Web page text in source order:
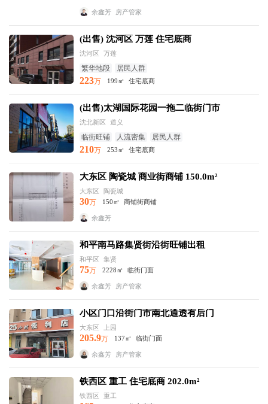
余鑫芳 房产管家
(出售) 沈河区 万莲 住宅底商
沈河区 万莲
繁华地段 居民人群
223万 199㎡ 住宅底商
(出售)太湖国际花园一拖二临街门市
沈北新区 道义
临街旺铺 人流密集 居民人群
210万 253㎡ 住宅底商
大东区 陶瓷城 商业街商铺 150.0m²
大东区 陶瓷城
30万 150㎡ 商铺街商铺
余鑫芳
和平南马路集贤街沿街旺铺出租
和平区 集贤
75万 2228㎡ 临街门面
余鑫芳 房产管家
小区门口沿街门市南北通透有后门
大东区 上园
205.9万 137㎡ 临街门面
余鑫芳 房产管家
铁西区 重工 住宅底商 202.0m²
铁西区 重工